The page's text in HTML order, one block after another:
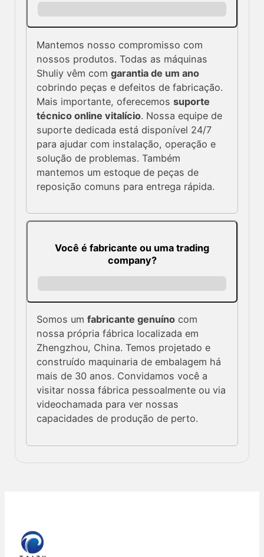
Mantemos nosso compromisso com
nossos produtos. Todas as máquinas
Shuliy vêm comgarantia de um ano
cobrindo peças e defeitos de fabricação.
Mais importante, oferecemossuporte
técnico online vitalício. Nossa equipe de
suporte dedicada está disponível 24/7
para ajudar com instalação, operação e
solução de problemas. Também
mantemos um estoque de peças de
reposição comuns para entrega rápida.
Você é fabricante ou uma trading
company?
Somos umfabricante genuíno com
nossa própria fábrica localizada em
Zhengzhou, China. Temos projetado e
construído maquinaria de embalagem há
mais de 30 anos. Convidamos você a
visitar nossa fábrica pessoalmente ou via
videochamada para ver nossas
capacidades de produção de perto.